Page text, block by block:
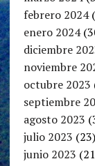
febrero 2024
enero 2024
diciembre
noviembre
octubre 2023
septiembre
agosto 2023
julio 2023 (23)
junio 2023